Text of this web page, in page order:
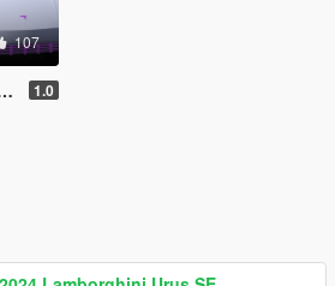
107
1.0